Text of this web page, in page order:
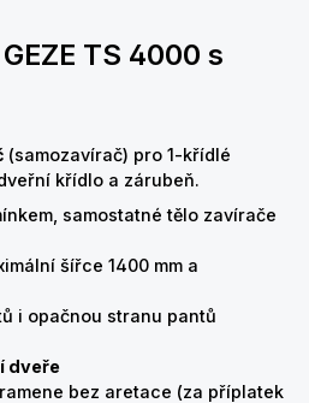
TS 4000 s
(samozavírač) pro 1-křídlé
křídlo a zárubeň.
samostatné tělo zavírače
šířce 1400 mm a
i opačnou stranu pantů
dveře
bez aretace (za příplatek